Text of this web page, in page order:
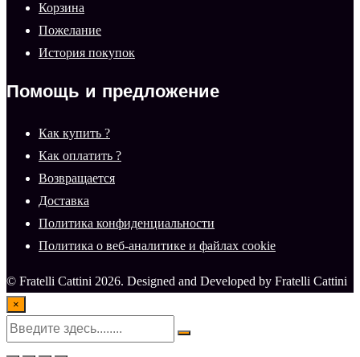
Корзина
Пожелание
История покупок
Помощь и предложение
Как купить ?
Как оплатить ?
Возвращается
Доставка
Политика конфиденциальности
Политика о веб-аналитике и файлах cookie
© Fratelli Cattini 2026. Designed and Developed by Fratelli Cattini
×